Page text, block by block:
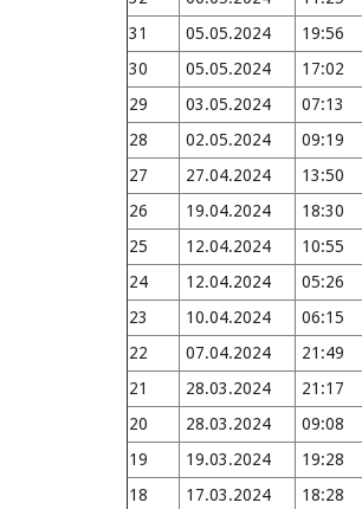
31
05.05.2024 19:56
30
05.05.2024 17:02
29
03.05.2024 07:13
28
02.05.2024 09:19
27
27.04.2024 13:50
26
19.04.2024 18:30
25
12.04.2024 10:55
24
12.04.2024 05:26
23
10.04.2024 06:15
22
07.04.2024 21:49
21
28.03.2024 21:17
20
28.03.2024 09:08
19
19.03.2024 19:28
18
17.03.2024 18:28